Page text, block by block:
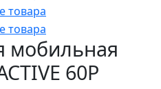
мобильная
60P